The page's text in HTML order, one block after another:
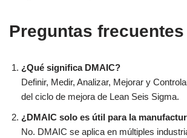
Preguntas frecuentes
¿Qué significa DMAIC?
Definir, Medir, Analizar, Mejorar y
del ciclo de mejora de Lean Seis Sigma.
¿DMAIC solo es útil para la
No. DMAIC se aplica en múltiples